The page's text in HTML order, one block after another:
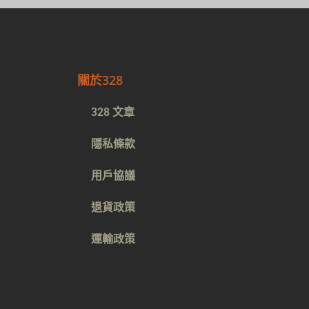
關於328
328 文章
隱私條款
用戶協議
退貨政策
運輸政策